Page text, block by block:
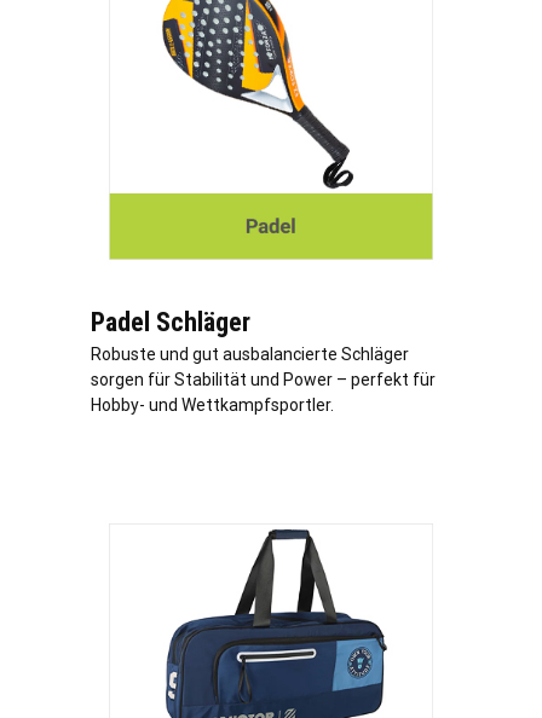
Padel Schläger
Robuste und gut ausbalancierte Schläger
sorgen für Stabilität und Power – perfekt für
Hobby- und Wettkampfsportler.